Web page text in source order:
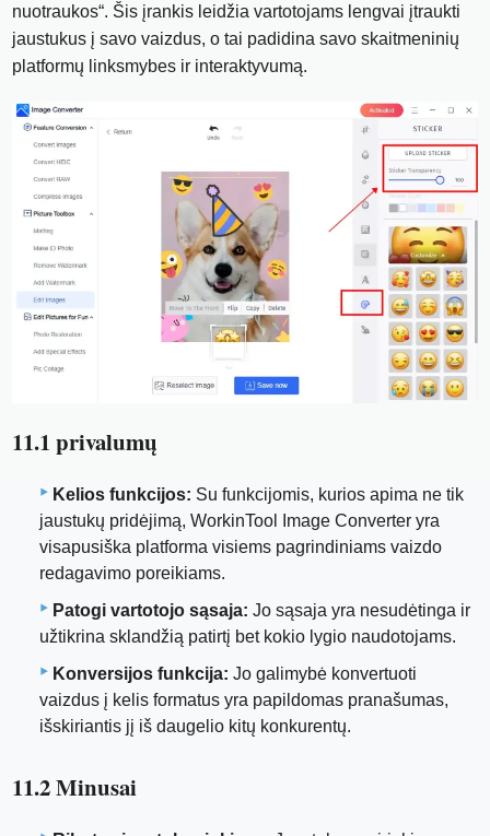
nuotraukos“. Šis įrankis leidžia vartotojams lengvai įtraukti
jaustukus į savo vaizdus, ​​o tai padidina savo skaitmeninių
platformų linksmybes ir interaktyvumą.
11.1 privalumų
Kelios funkcijos: Su funkcijomis, kurios apima ne tik
jaustukų pridėjimą, WorkinTool Image Converter yra
visapusiška platforma visiems pagrindiniams vaizdo
redagavimo poreikiams.
Patogi vartotojo sąsaja: Jo sąsaja yra nesudėtinga ir
užtikrina sklandžią patirtį bet kokio lygio naudotojams.
Konversijos funkcija: Jo galimybė konvertuoti
vaizdus į kelis formatus yra papildomas pranašumas,
išskiriantis jį iš daugelio kitų konkurentų.
11.2 Minusai